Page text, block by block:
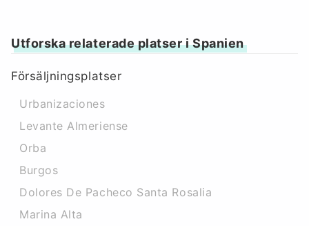
Utforska relaterade platser i Spanien
Försäljningsplatser
Urbanizaciones
Levante Almeriense
Orba
Burgos
Dolores De Pacheco Santa Rosalia
Marina Alta